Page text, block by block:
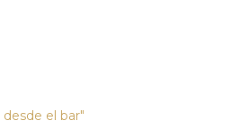
el bar"